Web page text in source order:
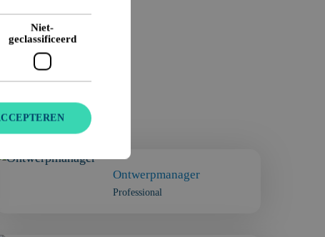
Ontwerpmanager
Professional
Niet-
geclassificeerd